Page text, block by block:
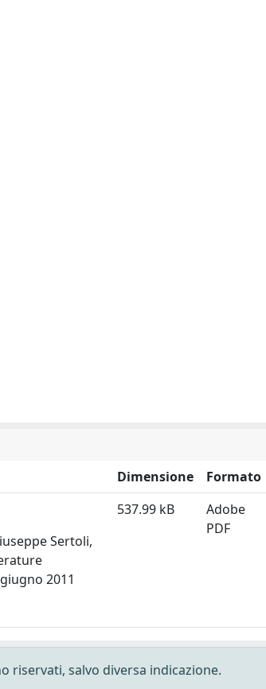
Dimensione
Formato
Sertoli,
2011
537.99 kB
Adobe
PDF
riservati, salvo diversa indicazione.